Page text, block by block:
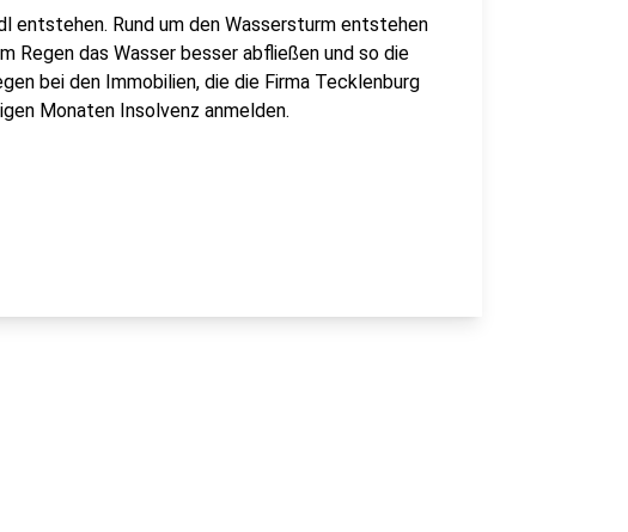
entstehen. Rund um den Wassersturm entstehen
Regen das Wasser besser abfließen und so die
bei den Immobilien, die die Firma Tecklenburg
Monaten Insolvenz anmelden.